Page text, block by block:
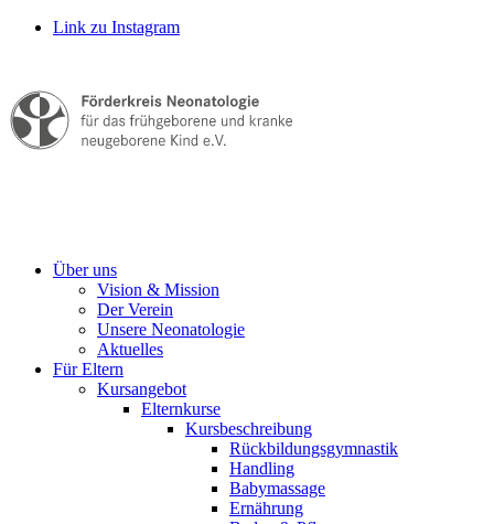
Link zu Instagram
Über uns
Vision & Mission
Der Verein
Unsere Neonatologie
Aktuelles
Für Eltern
Kursangebot
Elternkurse
Kursbeschreibung
Rückbildungsgymnastik
Handling
Babymassage
Ernährung